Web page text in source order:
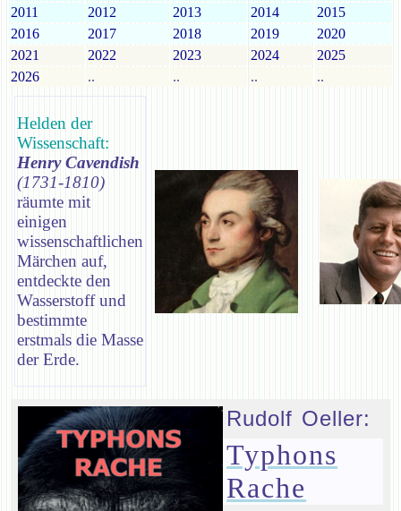
2011 2012 2013 2014
2015
2016
2017 2018 2019
2020
2021
2022 2023 2024
2025
2026
.. .. .. ..
Helden der
Wissenschaft:
Henry Cavendish
(1731-1810)
räumte mit
einigen
wissenschaftlichen
Märchen auf,
entdeckte den
Wasserstoff und
bestimmte
erstmals die Masse
der Erde.
Rudolf Oeller:
Typhons
Rache